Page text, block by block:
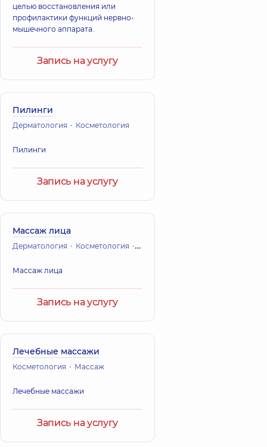
целью восстановления или
профилактики функций нервно-
мышечного аппарата.
Запись на услугу
Пилинги
Дерматология Косметология
Пилинги
Запись на услугу
Массаж лица
Дерматология Косметология Массаж
Массаж лица
Запись на услугу
Лечебные массажи
Косметология Массаж
Лечебные массажи
Запись на услугу